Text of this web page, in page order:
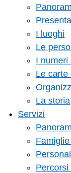
I luoghi
Le
I numeri
Le carte
La storia
Servizi